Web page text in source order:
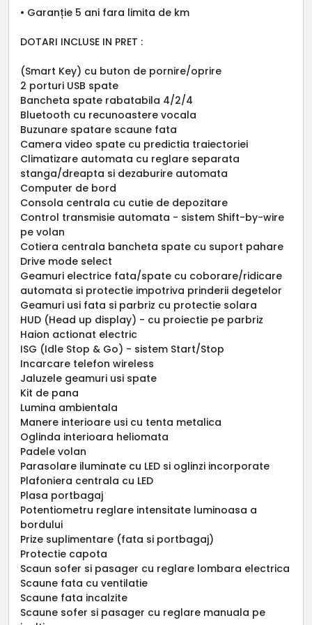
• Garanție 5 ani fara limita de km
DOTARI INCLUSE IN PRET :
(Smart Key) cu buton de pornire/oprire
2 porturi USB spate
Bancheta spate rabatabila 4/2/4
Bluetooth cu recunoastere vocala
Buzunare spatare scaune fata
Camera video spate cu predictia traiectoriei
Climatizare automata cu reglare separata
stanga/dreapta si dezaburire automata
Computer de bord
Consola centrala cu cutie de depozitare
Control transmisie automata - sistem Shift-by-wire
pe volan
Cotiera centrala bancheta spate cu suport pahare
Drive mode select
Geamuri electrice fata/spate cu coborare/ridicare
automata si protectie impotriva prinderii degetelor
Geamuri usi fata si parbriz cu protectie solara
HUD (Head up display) - cu proiectie pe parbriz
Haion actionat electric
ISG (Idle Stop & Go) - sistem Start/Stop
Incarcare telefon wireless
Jaluzele geamuri usi spate
Kit de pana
Lumina ambientala
Manere interioare usi cu tenta metalica
Oglinda interioara heliomata
Padele volan
Parasolare iluminate cu LED si oglinzi incorporate
Plafoniera centrala cu LED
Plasa portbagaj
Potentiometru reglare intensitate luminoasa a
bordului
Prize suplimentare (fata si portbagaj)
Protectie capota
Scaun sofer si pasager cu reglare lombara electrica
Scaune fata cu ventilatie
Scaune fata incalzite
Scaune sofer si pasager cu reglare manuala pe